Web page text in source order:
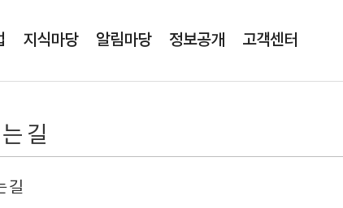
지식마당 알림마당 정보공개 고객센터
길
길